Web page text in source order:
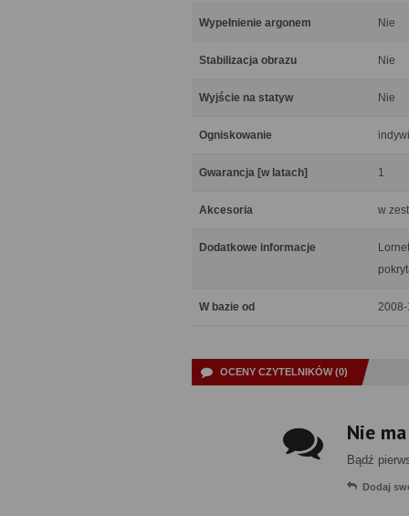
Wypełnienie argonem Nie
Stabilizacja obrazu Nie
Wyjście na statyw Nie
Ogniskowanie
Gwarancja [w latach] 1
Akcesoria w
Dodatkowe informacje
W bazie od
OCENY CZYTELNIKÓW (0)
Nie
Bądź
Dodaj